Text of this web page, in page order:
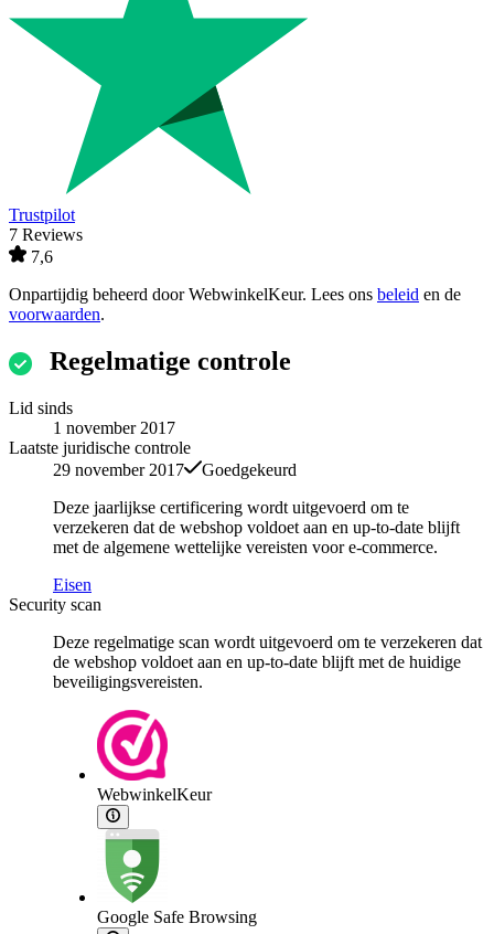
Trustpilot
7 Reviews
7,6
Onpartijdig beheerd doorWebwinkelKeur. Lees ons beleid en de
voorwaarden.
Regelmatige controle
Lid sinds
1 november 2017
Laatste juridische controle
29 november 2017
Goedgekeurd
Deze jaarlijkse certificering wordt uitgevoerd om te
verzekeren dat de webshop voldoet aan en up-to-date blijft
met de algemene wettelijke vereisten voor e-commerce.
Eisen
Security scan
Deze regelmatige scan wordt uitgevoerd om te verzekeren dat
de webshop voldoet aan en up-to-date blijft met de huidige
beveiligingsvereisten.
WebwinkelKeur
Google Safe Browsing